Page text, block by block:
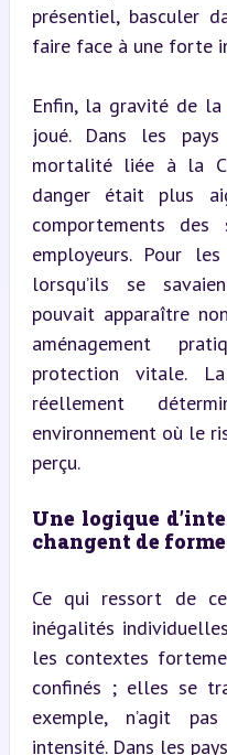
présentiel, basculer
faire face à une forte
Enfin, la gravité de
joué. Dans les
mortalité liée à la
danger était plus
comportements des
employeurs. Pour
lorsqu’ils se
pouvait apparaître
aménagement
protection vitale.
réellement
environnement où le
perçu.
Une logique
changent de
Ce qui ressort de
inégalités
les contextes
confinés ; elles se
exemple, n’agit
intensité. Dans les